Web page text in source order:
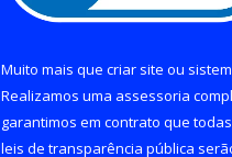
Muito mais que criar site ou
Realizamos uma assessoria
garantimos em contrato que
leis de transparência pública